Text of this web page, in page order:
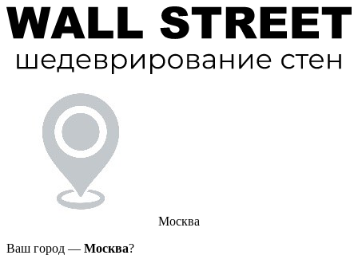
Москва
Ваш город — Москва?